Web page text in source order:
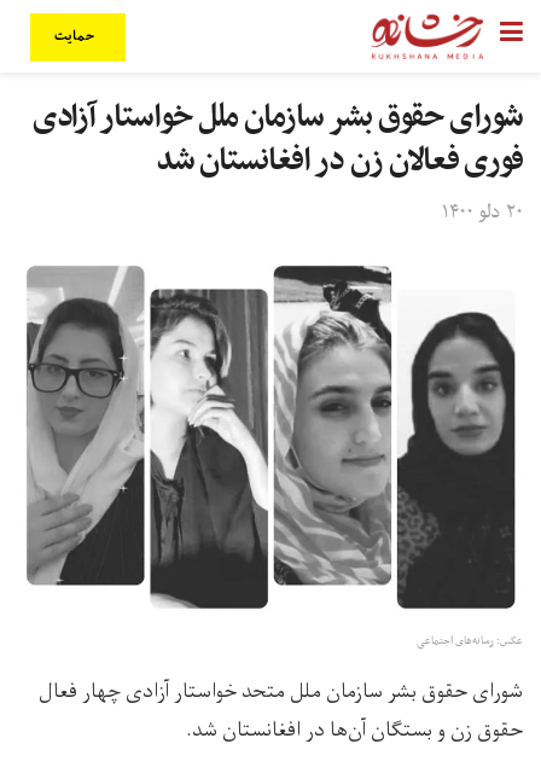
حمایت
شورای حقوق بشر سازمان ملل خواستار آزادی
فوری فعالان زن در افغانستان شد
۲۰ دلو ۱۴۰۰
عکس: رسانه‌های اجتماعی
شورای حقوق بشر سازمان ملل متحد خواستار آزادی چهار فعال
حقوق زن و بستگان آن‌ها در افغانستان شد.